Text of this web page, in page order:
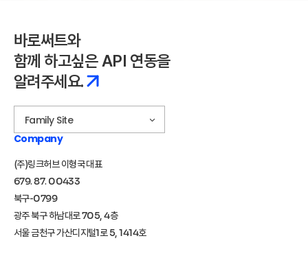
바로써트와
함께 하고싶은 API 연동을
알려주세요.
Family Site
Company
(주)링크허브 이형국 대표
679. 87. 00433
북구-0799
광주 북구 하남대로 705, 4층
서울 금천구 가산디지털1로 5, 1414호